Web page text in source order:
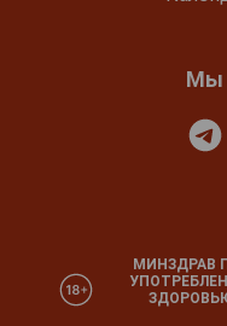
Мы
МИНЗДРАВ